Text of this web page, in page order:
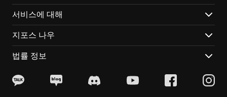
화된 보스전에서는 플레이어가 자유롭게 생존 전략을 구
상할 수 있습니다.
새로운 스킬을 통해 더욱 창의적인 플레이가 가능하며,
Ghostrunner 2 데모는 이전보다 더 높은 접근성으로 누
하지만 Ghostrunner 2의 적들은 플레이어가 사용하는
서비스에 대해
지포스 나우
법률 정보